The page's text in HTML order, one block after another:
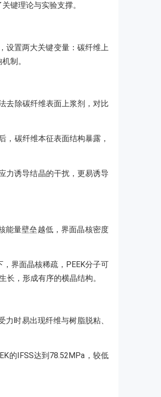
键理论与实验支撑。
设置两大关键变量：碳纤维上
制。
去除碳纤维表面上浆剂，对比
碳纤维本征表面结构暴露，
力诱导结晶的干扰，更易诱导
能量壁垒越低，界面晶核密度
界面晶核稀疏，PEEK分子可
，形成有序的横晶结构。
时易出现纤维与树脂脱粘、
的IFSS达到78.52MPa，较低